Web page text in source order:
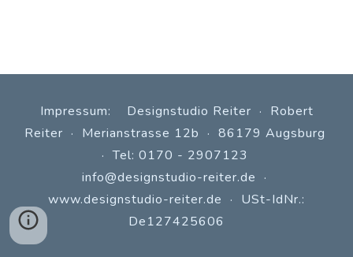
Impressum: Designstudio Reiter · Robert
Reiter · Merianstrasse 12b · 86179 Augsburg
· Tel: 0170 - 2907123
info@designstudio-reiter.de ·
www.designstudio-reiter.de · USt-IdNr.:
De127425606